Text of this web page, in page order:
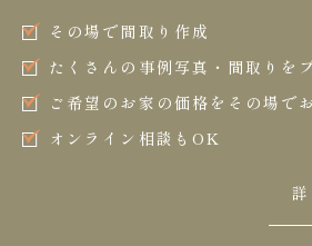
その場で間取り作成
たくさんの事例写真・間取りを
ご希望のお家の価格をその場で
オンライン相談もOK